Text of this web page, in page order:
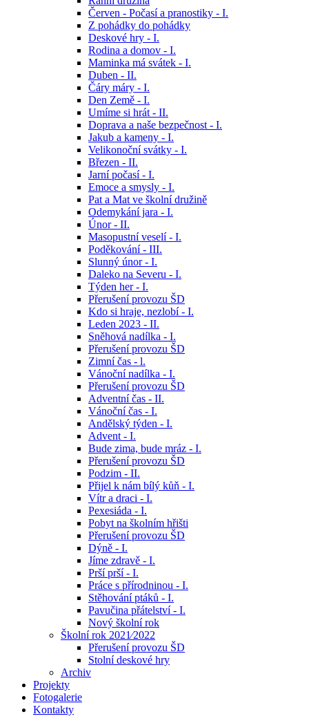
Červen - Počasí a pranostiky - I.
Z pohádky do pohádky
Deskové hry - I.
Rodina a domov - I.
Maminka má svátek - I.
Duben - II.
Čáry máry - I.
Den Země - I.
Umíme si hrát - II.
Doprava a naše bezpečnost - I.
Jakub a kameny - I.
Velikonoční svátky - I.
Březen - II.
Jarní počasí - I.
Emoce a smysly - I.
Pat a Mat ve školní družině
Odemykání jara - I.
Únor - II.
Masopustní veselí - I.
Poděkování - III.
Slunný únor - I.
Daleko na Severu - I.
Týden her - I.
Přerušení provozu ŠD
Kdo si hraje, nezlobí - I.
Leden 2023 - II.
Sněhová nadílka - I.
Přerušení provozu ŠD
Zimní čas - l.
Vánoční nadílka - I.
Přerušení provozu ŠD
Adventní čas - II.
Vánoční čas - I.
Andělský týden - I.
Advent - I.
Bude zima, bude mráz - I.
Přerušení provozu ŠD
Podzim - II.
Přijel k nám bílý kůň - I.
Vítr a draci - I.
Pexesiáda - I.
Pobyt na školním hřišti
Přerušení provozu ŠD
Dýně - I.
Jíme zdravě - I.
Prší prší - I.
Práce s přírodninou - I.
Stěhování ptáků - I.
Pavučina přátelství - I.
Nový školní rok
Školní rok 2021⁄2022
Přerušení provozu ŠD
Stolní deskové hry
Archiv
Projekty
Fotogalerie
Kontakty